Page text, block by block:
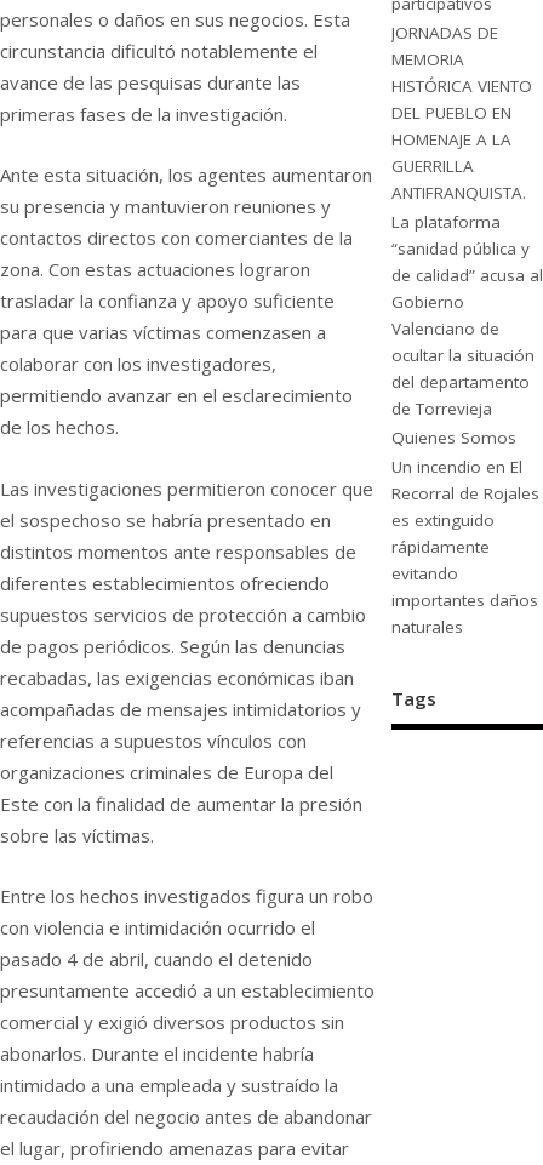
personales o daños en sus negocios. Esta
circunstancia dificultó notablemente el
avance de las pesquisas durante las
primeras fases de la investigación.
Ante esta situación, los agentes aumentaron
su presencia y mantuvieron reuniones y
contactos directos con comerciantes de la
zona. Con estas actuaciones lograron
trasladar la confianza y apoyo suficiente
para que varias víctimas comenzasen a
colaborar con los investigadores,
permitiendo avanzar en el esclarecimiento
de los hechos.
Las investigaciones permitieron conocer que
el sospechoso se habría presentado en
distintos momentos ante responsables de
diferentes establecimientos ofreciendo
supuestos servicios de protección a cambio
de pagos periódicos. Según las denuncias
recabadas, las exigencias económicas iban
acompañadas de mensajes intimidatorios y
referencias a supuestos vínculos con
organizaciones criminales de Europa del
Este con la finalidad de aumentar la presión
sobre las víctimas.
Entre los hechos investigados figura un robo
con violencia e intimidación ocurrido el
pasado 4 de abril, cuando el detenido
presuntamente accedió a un establecimiento
comercial y exigió diversos productos sin
abonarlos. Durante el incidente habría
intimidado a una empleada y sustraído la
recaudación del negocio antes de abandonar
el lugar, profiriendo amenazas para evitar
JORNADAS DE
MEMORIA
HISTÓRICA VIENTO
DEL PUEBLO EN
HOMENAJE A LA
GUERRILLA
ANTIFRANQUISTA.
La plataforma
“sanidad pública y
de calidad” acusa al
Gobierno
Valenciano de
ocultar la situación
del departamento
de Torrevieja
Quienes Somos
Un incendio en El
Recorral de Rojales
es extinguido
rápidamente
evitando
importantes daños
naturales
Tags